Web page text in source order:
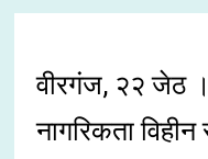
वीरगंज, २२ जेठ ।
नागरिकता